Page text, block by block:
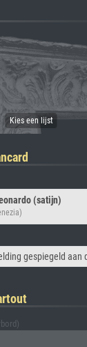
(satijn)